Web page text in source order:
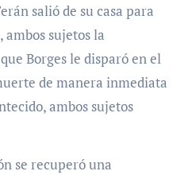
salió de su casa para
sujetos la
Borges le disparó en el
de manera inmediata
ambos sujetos
se recuperó una